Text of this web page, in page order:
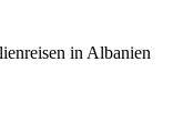
in Albanien